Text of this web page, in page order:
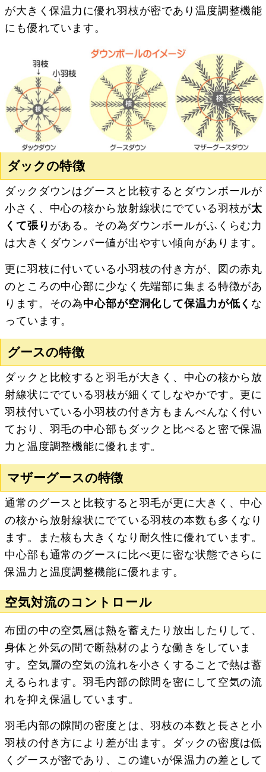
が大きく保温力に優れ羽枝が密であり温度調整機能
にも優れています。
ダックの特徴
ダックダウンはグースと比較するとダウンボールが
小さく、中心の核から放射線状にでている羽枝が太
くて張り がある。その為ダウンボールがふくらむ力
は大きくダウンパー値が出やすい傾向があります。
更に羽枝に付いている小羽枝の付き方が、図の赤丸
のところの中心部に少なく先端部に集まる特徴があ
ります。その為中心部が空洞化して保温力が低く な
っています。
グースの特徴
ダックと比較すると羽毛が大きく、中心の核から放
射線状にでている羽枝が細くてしなやかです。更に
羽枝付いている小羽枝の付き方もまんべんなく付い
ており、羽毛の中心部もダックと比べると密で保温
力と温度調整機能に優れます。
マザーグースの特徴
通常のグースと比較すると羽毛が更に大きく、中心
の核から放射線状にでている羽枝の本数も多くなり
ます。また核も大きくなり耐久性に優れています。
中心部も通常のグースに比べ更に密な状態でさらに
保温力と温度調整機能に優れます。
空気対流のコントロール
布団の中の空気層は熱を蓄えたり放出したりして、
身体と外気の間で断熱材のような働きをしていま
す。空気層の空気の流れを小さくすることで熱は蓄
えるられます。羽毛内部の隙間を密にして空気の流
れを抑え保温しています。
羽毛内部の隙間の密度とは、羽枝の本数と長さと小
羽枝の付き方により差が出ます。ダックの密度は低
くグースが密であり、この違いが保温力の差として